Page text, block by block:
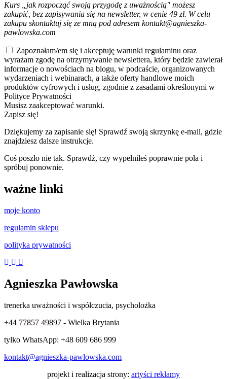
Kurs „jak rozpocząć swoją przygodę z uważnością" możesz
zakupić, bez zapisywania się na newsletter, w cenie 49 zł. W celu
zakupu skontaktuj się ze mną pod adresem kontakt@agnieszka-
pawlowska.com
Zapoznałam/em się i akceptuję warunki regulaminu oraz
wyrażam zgodę na otrzymywanie newslettera, który będzie zawierał
informacje o nowościach na blogu, w podcaście, organizowanych
wydarzeniach i webinarach, a także oferty handlowe moich
produktów cyfrowych i usług, zgodnie z zasadami określonymi w
Polityce Prywatności
Musisz zaakceptować warunki.
Zapisz się!
Dziękujemy za zapisanie się! Sprawdź swoją skrzynkę e-mail, gdzie
znajdziesz dalsze instrukcje.
Coś poszło nie tak. Sprawdź, czy wypełniłeś poprawnie pola i
spróbuj ponownie.
ważne linki
moje konto
regulamin sklepu
polityka prywatności
Agnieszka Pawłowska
trenerka uważności i współczucia, psycholożka
+44 77857 49897 - Wielka Brytania
tylko WhatsApp: +48 609 686 999
kontakt@agnieszka-pawlowska.com
projekt i realizacja strony: artyści reklamy